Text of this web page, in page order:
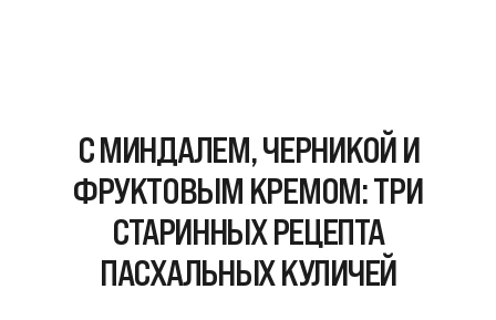
С МИНДАЛЕМ, ЧЕРНИКОЙ И
ФРУКТОВЫМ КРЕМОМ: ТРИ
СТАРИННЫХ РЕЦЕПТА
ПАСХАЛЬНЫХ КУЛИЧЕЙ